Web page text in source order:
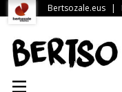
Bertsozale.eus |